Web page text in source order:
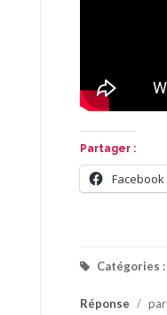
Partager :
Facebook
Catégories :
Réponse / par